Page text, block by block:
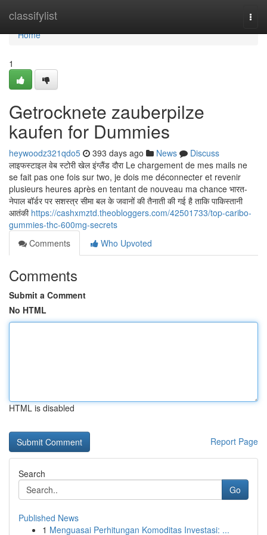
classifylist
Home
Home
1
Getrocknete zauberpilze
kaufen for Dummies
heywoodz321qdo5 393 days ago News
Discuss
लाइफस्टाइल वेब स्टोरी खेल इंग्लैंड दौरा Le chargement de mes mails ne
se fait pas one fois sur two, je dois me déconnecter et revenir
plusieurs heures après en tentant de nouveau ma chance भारत-
नेपाल बॉर्डर पर सशस्त्र सीमा बल के जवानों की तैनाती की गई है ताकि पाकिस्तानी
आतंकी https://cashxmztd.theobloggers.com/42501733/top-caribo-
gummies-thc-600mg-secrets
Comments
Who Upvoted
Comments
Submit a Comment
No HTML
HTML is disabled
Report Page
Search
Go
Published News
1 Menguasai Perhitungan Komoditas Investasi: ...